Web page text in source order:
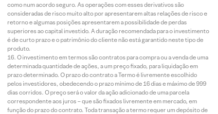
como num acordo seguro. As operações com esses derivativos são
consideradas de risco muito alto por apresentarem altas relações de risco e
retorno e algumas posições apresentarem a possibilidade de perdas
superiores ao capital investido. A duração recomendada para o investimento
é de curto prazo e o patrimônio do cliente não está garantido neste tipo de
produto.
O investimento em termos são contratos para compra ou a venda de uma
determinada quantidade de ações, a um preço fixado, para liquidação em
prazo determinado. O prazo do contrato a Termo é livremente escolhido
pelos investidores, obedecendo o prazo mínimo de 16 dias e máximo de 999
dias corridos. O preço será o valor da ação adicionado de uma parcela
correspondente aos juros – que são fixados livremente em mercado, em
função do prazo do contrato. Toda transação a termo requer um depósito de